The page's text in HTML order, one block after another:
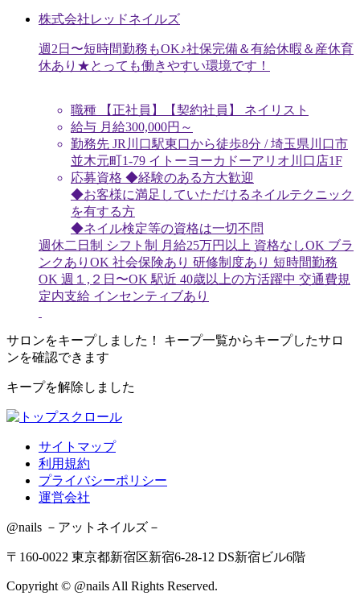
株式会社レッドネイルズ
週2日〜短時間勤務もOK♪社保完備＆有給休暇＆産休育
休あり★とっても働きやすい環境です！
職種
【正社員】【契約社員】 ネイリスト
給与 月給300,000円～
勤務先 JR川口駅東口から徒歩8分 / 埼玉県川口市
並木元町1-79 イトーヨーカドーアリオ川口店1F
応募資格 ◆経験のある方大歓迎
◆お客様に満足していただけるネイルテクニック
を有する方
◆ネイル検定等の資格は一切不問
週休二日制 シフト制 月給25万円以上 資格なしOK ブラ
ンクありOK 社会保険あり 研修制度あり 短時間勤務
OK 週１,２日〜OK 駅近 40歳以上の方活躍中 交通費規
定内支給 インセンティブあり
サロンをキープしました！ キープ一覧からキープしたサロ
ンを確認できます
キープを解除しました
サイトマップ
利用規約
プライバシーポリシー
運営会社
@nails －アットネイルズ－
〒160-0022 東京都新宿区新宿6-28-12 DS新宿ビル6階
Copyright © @nails All Rights Reserved.